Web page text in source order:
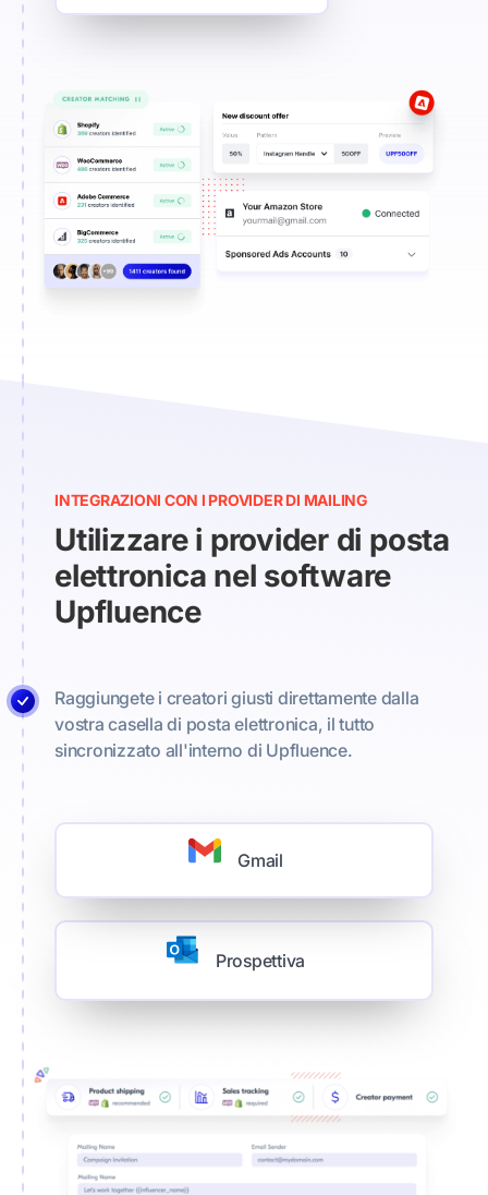
INTEGRAZIONI CON I PROVIDER DI MAILING
Utilizzare i provider di posta
elettronica nel software
Upfluence
Raggiungete i creatori giusti direttamente dalla
vostra casella di posta elettronica, il tutto
sincronizzato all'interno di Upfluence.
Prospettiva
Gmail